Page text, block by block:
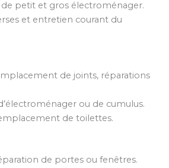
petit et gros électroménager.
et entretien courant du
de joints, réparations
ou de cumulus.
de toilettes.
de portes ou fenêtres.